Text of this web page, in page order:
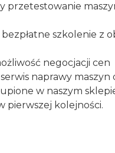
przetestowanie
szkolenie z
negocjacji cen
naprawy maszyn
w naszym
pierwszej kolejności.